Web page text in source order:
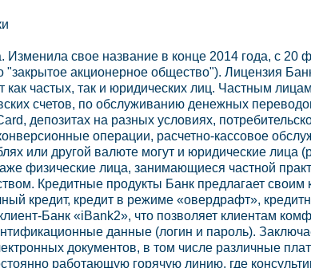
свое название в конце 2014 года, с 20
"закрытое акционерное общество"). Лицензия
частых, так и юридических лиц. Частным
счетов, по обслуживанию денежных
депозитах на разных условиях,
операции, расчетно-кассовое
или другой валюте могут и юридические лица
физические лица, занимающиеся частной
Кредитные продукты Банк предлагает
кредит, кредит в режиме «овердрафт»,
Банк «iBank2», что позволяет клиентам
данные (логин и пароль).
документов, в том числе различные
работающую горячую линию, где